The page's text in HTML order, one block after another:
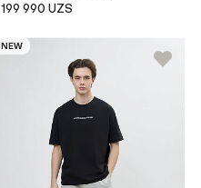
199 990 UZS
NEW